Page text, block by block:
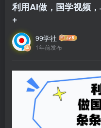
利用AI做，国学视频
+
99学社
1年前发布